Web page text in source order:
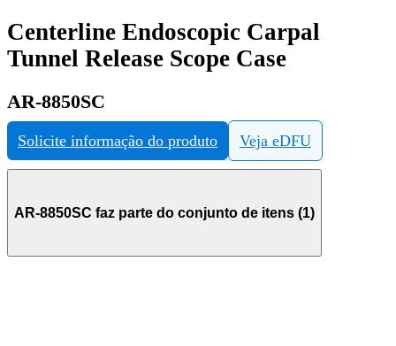
Centerline Endoscopic Carpal
Tunnel Release Scope Case
AR-8850SC
Solicite informação do produto Veja eDFU
AR-8850SC faz parte do conjunto de itens (1)